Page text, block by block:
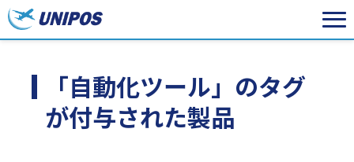
「自動化ツール」のタグ
が付与された製品